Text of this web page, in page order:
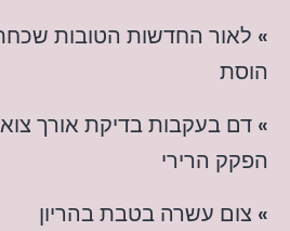
» לאור החדשות הטובות
הוסת
» דם בעקבות בדיקת אורך
הפקק הרירי
» צום עשרה בטבת בהריון